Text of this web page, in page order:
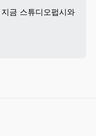
금 스튜디오펍시와